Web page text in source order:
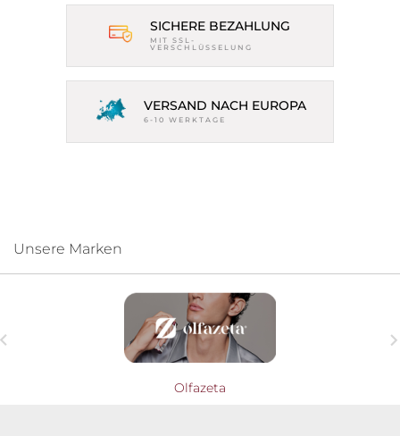
SICHERE BEZAHLUNG
MIT SSL-
VERSCHLÜSSELUNG
VERSAND NACH EUROPA
6-10 WERKTAGE
Unsere Marken
Olfazeta